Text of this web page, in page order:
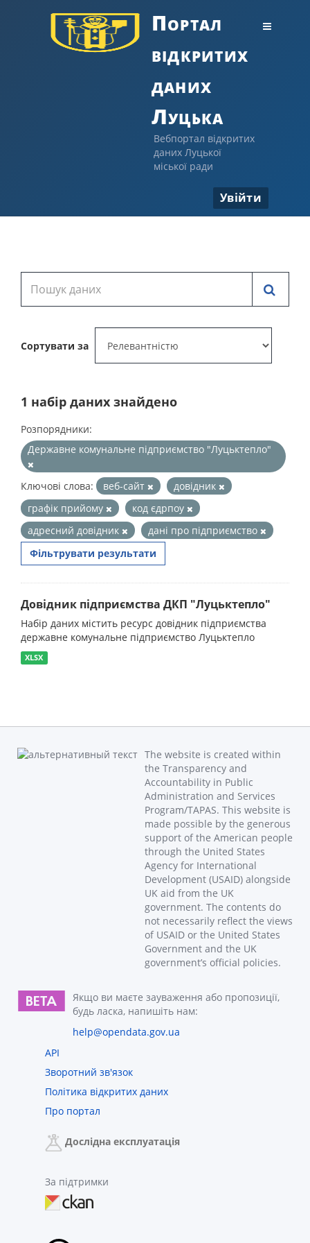
Портал
відкритих
даних
Луцька
Вебпортал відкритих
даних Луцької
міської ради
Увійти
Сортувати за
1 набір даних знайдено
Розпорядники:
Державне комунальне підприємство "Луцьктепло"
Ключові слова: веб-сайт
довідник
графік прийому
код єдрпоу
адресний довідник
дані про підприємство
Фільтрувати результати
Довідник підприємства ДКП "Луцьктепло"
Набір даних містить ресурс довідник підприємства
державне комунальне підприємство Луцьктепло
XLSX
The website is created within
the Transparency and
Accountability in Public
Administration and Services
Program/TAPAS. This website is
made possible by the generous
support of the American people
through the United States
Agency for International
Development (USAID) alongside
UK aid from the UK
government. The contents do
not necessarily reflect the views
of USAID or the United States
Government and the UK
government’s official policies.
Якщо ви маєте зауваження або пропозиції,
будь ласка, напишіть нам:
help@opendata.gov.ua
API
Зворотний зв'язок
Політика відкритих даних
Про портал
Дослідна експлуатація
За підтримки